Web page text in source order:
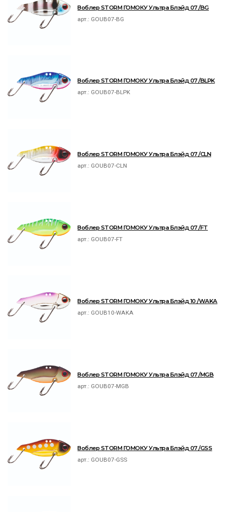
Воблер STORM ГОМОКУ Ультра Блэйд 07 /BG
арт.: GOUB07-BG
Воблер STORM ГОМОКУ Ультра Блэйд 07 /BLPK
арт.: GOUB07-BLPK
Воблер STORM ГОМОКУ Ультра Блэйд 07 /CLN
арт.: GOUB07-CLN
Воблер STORM ГОМОКУ Ультра Блэйд 07 /FT
арт.: GOUB07-FT
Воблер STORM ГОМОКУ Ультра Блэйд 10 /WAKA
арт.: GOUB10-WAKA
Воблер STORM ГОМОКУ Ультра Блэйд 07 /MGB
арт.: GOUB07-MGB
Воблер STORM ГОМОКУ Ультра Блэйд 07 /GSS
арт.: GOUB07-GSS